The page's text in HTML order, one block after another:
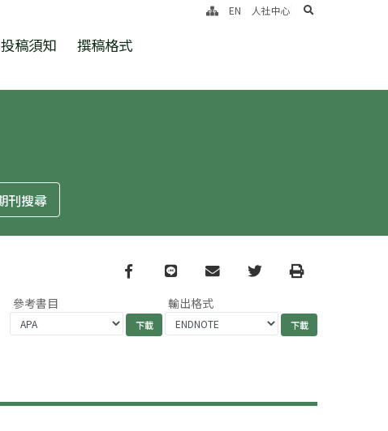
投稿須知 撰稿格式
EN 人社中心 search
Facebook
line email TwitterPrint
參考書目 輸出格式